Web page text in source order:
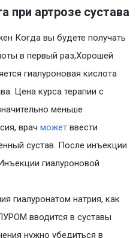
при артрозе сустава
Когда вы будете получать
в первый раз,Хорошей
гиалуроновая кислота
Цена курса терапии с
меньше
врач может ввести
сустав. После инъекции
гиалуроновой
гиалуронатом натрия, как
вводится в суставы
нужно убедиться в